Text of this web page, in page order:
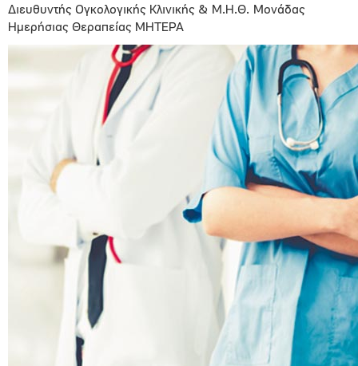
Διευθυντής Ογκολογικής Κλινικής & Μ.Η.Θ. Μονάδας
Ημερήσιας Θεραπείας ΜΗΤΕΡΑ